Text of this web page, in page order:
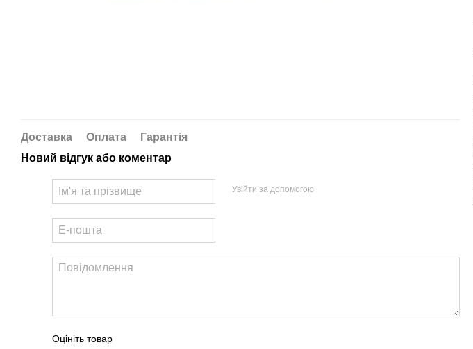
Доставка Оплата
Гарантія
Новий відгук або коментар
Увійти за допомогою
Оцініть товар